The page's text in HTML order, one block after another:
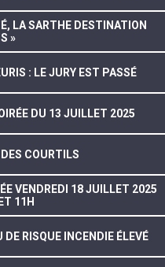
LA SARTHE DESTINATION
»
: LE JURY EST PASSÉ
DU 13 JUILLET 2025
COURTILS
VENDREDI 18 JUILLET 2025
11H
RISQUE INCENDIE ÉLEVÉ